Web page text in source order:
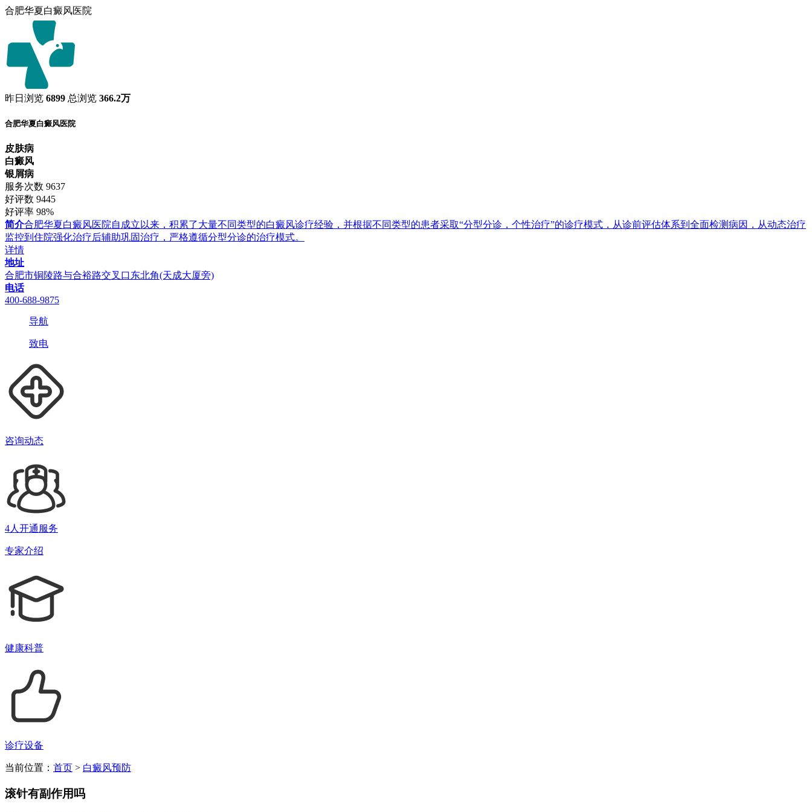
合肥华夏白癜风医院
昨日浏览 6899 总浏览 366.2万
合肥华夏白癜风医院
皮肤病
白癜风
银屑病
服务次数 9637
好评数 9445
好评率 98%
简介合肥华夏白癜风医院自成立以来，积累了大量不同类型的白癜风诊疗经验，并根据不同类型的患者采取“分型分诊，个性治疗”的诊疗模式，从诊前评估体系到全面检测病因，从动态治疗
监控到住院强化治疗后辅助巩固治疗，严格遵循分型分诊的治疗模式。
详情
地址
合肥市铜陵路与合裕路交叉口东北角(天成大厦旁)
电话
400-688-9875
导航
致电
咨询动态
4人开通服务
专家介绍
健康科普
诊疗设备
当前位置： 首页 > 白癜风预防
滚针有副作用吗